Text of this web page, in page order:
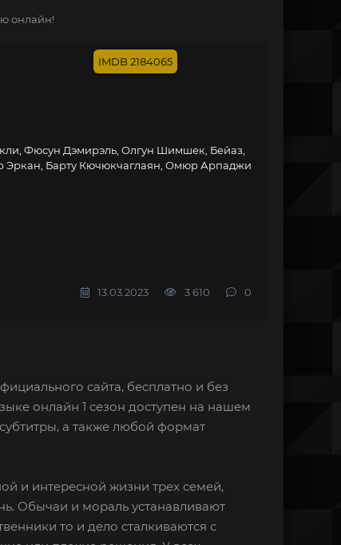
онлайн!
2184065
Фюсун Дэмирэль, Олгун Шимшек, Бейаз,
Эркан, Барту Кючюкчаглаян, Омюр Арпаджи
13.03.2023 3 610 0
сайта, бесплатно и без
онлайн 1 сезон доступен на нашем
а также любой формат
и интересной жизни трех семей,
Обычаи и мораль устанавливают
то и дело сталкиваются с